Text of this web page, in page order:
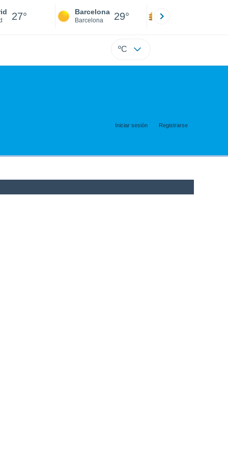
27° Barcelona
Barcelona 29°
ºC
Iniciar sesión Registrarse